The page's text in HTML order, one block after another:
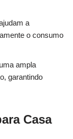
a
o consumo
ampla
garantindo
Casa